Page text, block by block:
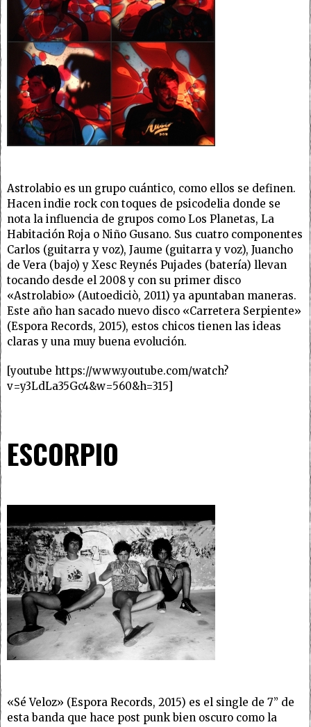
Astrolabio es un grupo cuántico, como ellos se definen.
Hacen indie rock con toques de psicodelia donde se
nota la influencia de grupos como Los Planetas, La
Habitación Roja o Niño Gusano. Sus cuatro componentes
Carlos (guitarra y voz), Jaume (guitarra y voz), Juancho
de Vera (bajo) y Xesc Reynés Pujades (batería) llevan
tocando desde el 2008 y con su primer disco
«Astrolabio» (Autoediciò, 2011) ya apuntaban maneras.
Este año han sacado nuevo disco «Carretera Serpiente»
(Espora Records, 2015), estos chicos tienen las ideas
claras y una muy buena evolución.
[youtube https://www.youtube.com/watch?
v=y3LdLa35Gc4&w=560&h=315]
ESCORPIO
«Sé Veloz» (Espora Records, 2015) es el single de 7’’ de
esta banda que hace post punk bien oscuro como la